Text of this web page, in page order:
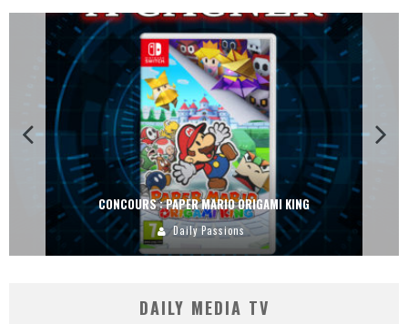
CONCOURS : PAPER MARIO ORIGAMI KING
Daily Passions
DAILY MEDIA TV